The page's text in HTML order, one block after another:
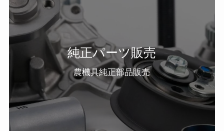
純正パーツ販売
農機具純正部品販売